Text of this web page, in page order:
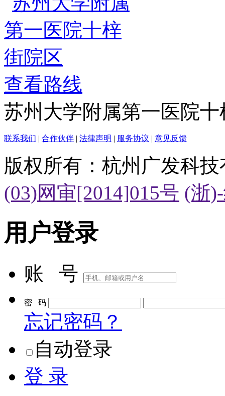
查看路线
苏州大学附属第一医院
联系我们 | 合作伙伴 | 法律声明 | 服务协议 | 意见反馈
版权所有：杭州广发科
(03)网审[2014]015号 (浙
用户登录
账 号
密 码
忘记密码？
自动登录
登 录